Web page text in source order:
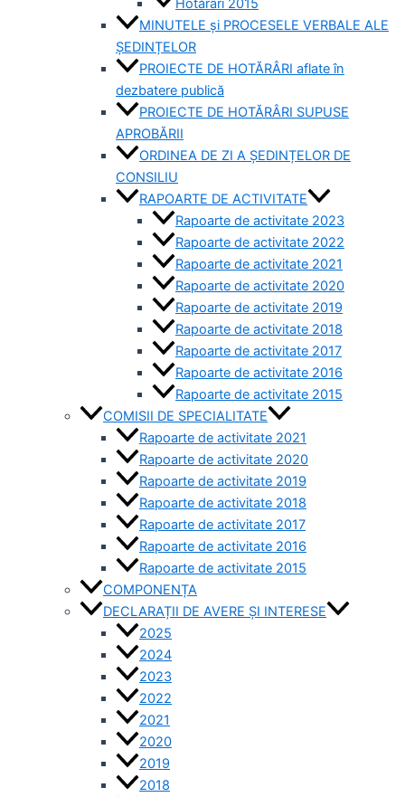
MINUTELE și PROCESELE VERBALE ALE
ȘEDINȚELOR
PROIECTE DE HOTĂRÂRI aflate în
dezbatere publică
PROIECTE DE HOTĂRÂRI SUPUSE
APROBĂRII
ORDINEA DE ZI A ȘEDINȚELOR DE
CONSILIU
RAPOARTE DE ACTIVITATE
Rapoarte de activitate 2023
Rapoarte de activitate 2022
Rapoarte de activitate 2021
Rapoarte de activitate 2020
Rapoarte de activitate 2019
Rapoarte de activitate 2018
Rapoarte de activitate 2017
Rapoarte de activitate 2016
Rapoarte de activitate 2015
COMISII DE SPECIALITATE
Rapoarte de activitate 2021
Rapoarte de activitate 2020
Rapoarte de activitate 2019
Rapoarte de activitate 2018
Rapoarte de activitate 2017
Rapoarte de activitate 2016
Rapoarte de activitate 2015
COMPONENȚA
DECLARAȚII DE AVERE ȘI INTERESE
2025
2024
2023
2022
2021
2020
2019
2018